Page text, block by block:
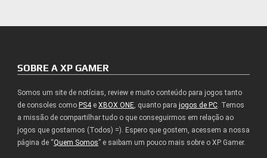
SOBRE A XP GAMER
Somos um site de notícias, review e muito conteúdo para jogos tanto
de consoles como PS4e XBOX ONE, quanto para jogos de PC. Temos
a missão de compartilhar tudo o que conseguirmos em relação ao
jogos que gostamos (Todos) =). Espero que gostem, acessem a nossa
página de “Quem Somos” e saibam um pouco mais sobre o XP Gamer.